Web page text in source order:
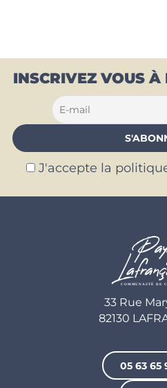
INSCRIVEZ VOUS
J'accepte la
33 Rue
82130
05 63 65